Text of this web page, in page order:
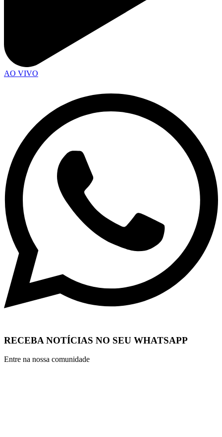
AO VIVO
RECEBA NOTÍCIAS NO SEU WHATSAPP
Entre na nossa comunidade